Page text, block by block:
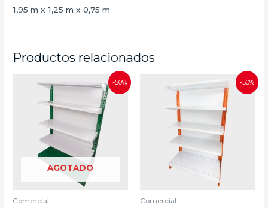
1,95 m x 1,25 m x 0,75 m
Productos relacionados
-50%
AGOTADO
Comercial
-50%
Comercial